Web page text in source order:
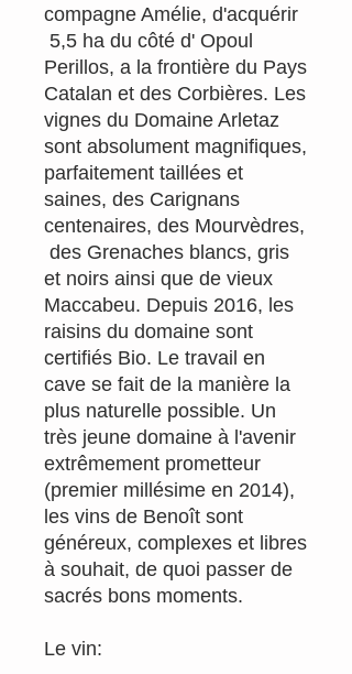
compagne Amélie, d'acquérir
5,5 ha du côté d' Opoul
Perillos, a la frontière du Pays
Catalan et des Corbières. Les
vignes du Domaine Arletaz
sont absolument magnifiques,
parfaitement taillées et
saines, des Carignans
centenaires, des Mourvèdres,
des Grenaches blancs, gris
et noirs ainsi que de vieux
Maccabeu. Depuis 2016, les
raisins du domaine sont
certifiés Bio. Le travail en
cave se fait de la manière la
plus naturelle possible. Un
très jeune domaine à l'avenir
extrêmement prometteur
(premier millésime en 2014),
les vins de Benoît sont
généreux, complexes et libres
à souhait, de quoi passer de
sacrés bons moments.
Le vin: